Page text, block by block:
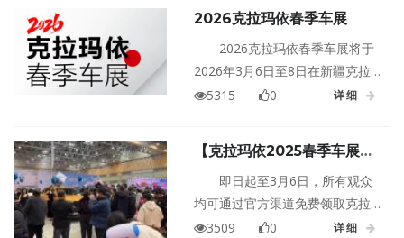
2026克拉玛依春季车展
2026克拉玛依春季车展将于
2026年3月6日至8日在新疆克拉
玛依会展中心盛大举行！
5315 0 详细
【克拉玛依2025春季车展】
3.7-3.9限时狂欢！免费门票
最后1天，抢2万补贴+百款新
车+黑科技体验，手慢无！
即日起至3月6日，所有观众
均可通过官方渠道免费领取克拉
玛依2025春季车展门票！无需拼
3509 0 详细